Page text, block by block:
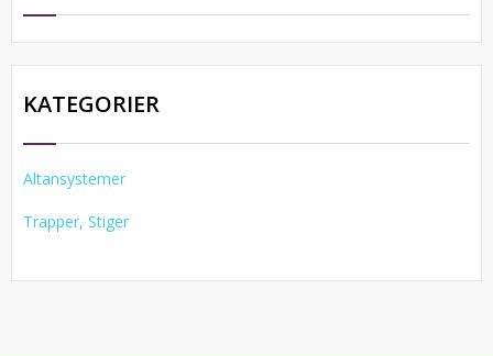
KATEGORIER
Altansystemer
Trapper, Stiger